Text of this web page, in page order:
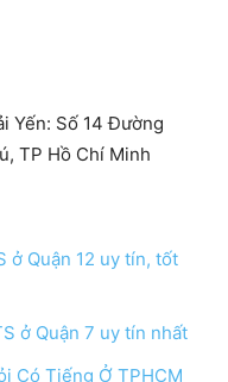
Yến: Số 14 Đường
TP Hồ Chí Minh
ở Quận 12 uy tín, tốt
ở Quận 7 uy tín nhất
Có Tiếng Ở TPHCM